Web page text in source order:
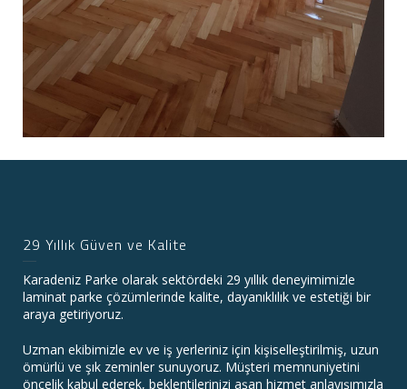
29 Yıllık Güven ve Kalite
Karadeniz Parke olarak sektördeki 29 yıllık deneyimimizle
laminat parke çözümlerinde kalite, dayanıklılık ve estetiği bir
araya getiriyoruz.
Uzman ekibimizle ev ve iş yerleriniz için kişiselleştirilmiş, uzun
ömürlü ve şık zeminler sunuyoruz. Müşteri memnuniyetini
öncelik kabul ederek, beklentilerinizi aşan hizmet anlayışımızla